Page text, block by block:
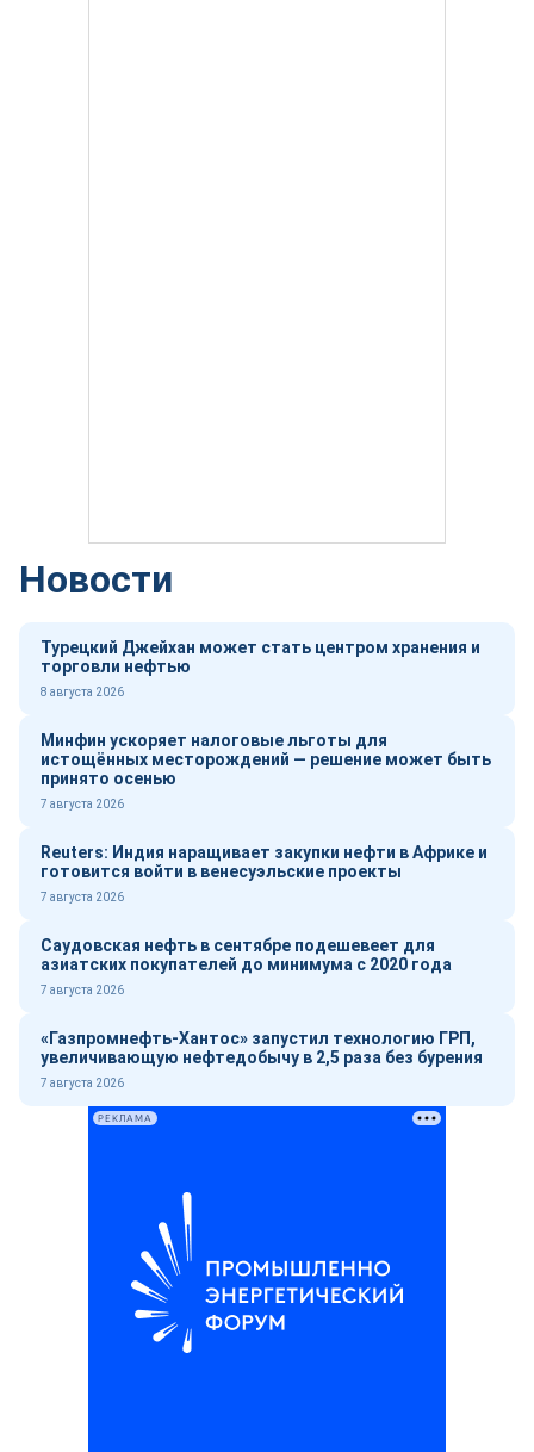
Новости
Турецкий Джейхан может стать центром хранения и
торговли нефтью
8 августа 2026
Минфин ускоряет налоговые льготы для
истощённых месторождений — решение может быть
принято осенью
7 августа 2026
Reuters: Индия наращивает закупки нефти в Африке и
готовится войти в венесуэльские проекты
7 августа 2026
Саудовская нефть в сентябре подешевеет для
азиатских покупателей до минимума с 2020 года
7 августа 2026
«Газпромнефть-Хантос» запустил технологию ГРП,
увеличивающую нефтедобычу в 2,5 раза без бурения
7 августа 2026
РЕКЛАМА